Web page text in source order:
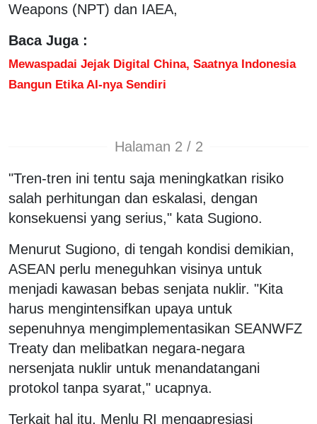
Weapons (NPT) dan IAEA,
Baca Juga :
Mewaspadai Jejak Digital China, Saatnya Indonesia
Bangun Etika AI-nya Sendiri
Halaman 2 / 2
"Tren-tren ini tentu saja meningkatkan risiko
salah perhitungan dan eskalasi, dengan
konsekuensi yang serius," kata Sugiono.
Menurut Sugiono, di tengah kondisi demikian,
ASEAN perlu meneguhkan visinya untuk
menjadi kawasan bebas senjata nuklir. "Kita
harus mengintensifkan upaya untuk
sepenuhnya mengimplementasikan SEANWFZ
Treaty dan melibatkan negara-negara
nersenjata nuklir untuk menandatangani
protokol tanpa syarat," ucapnya.
Terkait hal itu, Menlu RI mengapresiasi